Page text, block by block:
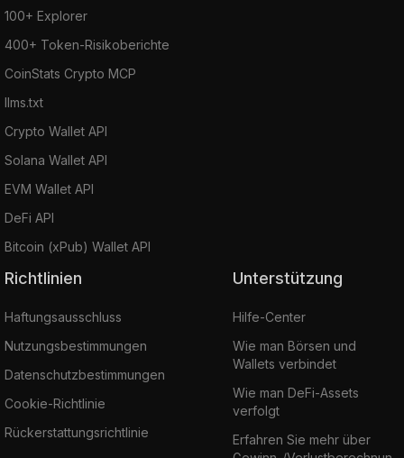
100+ Explorer
400+ Token-Risikoberichte
CoinStats Crypto MCP
llms.txt
Crypto Wallet API
Solana Wallet API
EVM Wallet API
DeFi API
Bitcoin (xPub) Wallet API
Richtlinien
Haftungsausschluss
Nutzungsbestimmungen
Datenschutzbestimmungen
Cookie-Richtlinie
Rückerstattungsrichtlinie
Unterstützung
Hilfe-Center
Wie man Börsen und
Wallets verbindet
Wie man DeFi-Assets
verfolgt
Erfahren Sie mehr über